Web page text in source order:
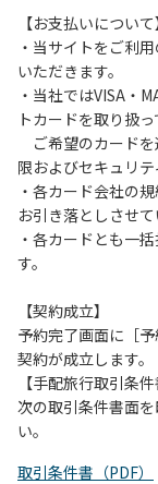
は、お持ち帰りを
【禁止事項】
カラオケ、発電
ァイヤー、打ち
【注意事項】
当キャンプ場の
時間で増水し、
すく、過去にも
（１）川原にテ
（２）雨が降っ
（３）カムイコ
流で雨が降り急
し、濁り始めた
（４）キャンプ
【お支払いについて
・当サイトをご利
いただきます。
・当社ではVISA・
トカードを取り扱っ
ご希望のカードを
限およびセキュリテ
・各カード会社の
お引き落としさせて
・各カードとも一
す。
【契約成立】
予約完了画面に［
契約が成立します。
【手配旅行取引条件
次の取引条件書面
い。
取引条件書（PDF）